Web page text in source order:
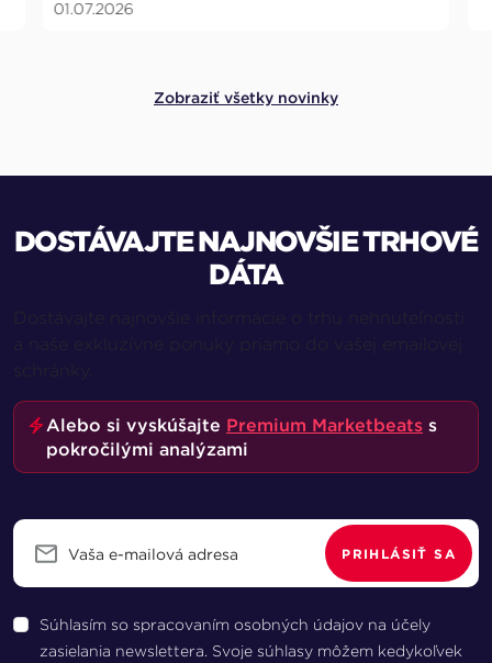
01.07.2026
Zobraziť všetky novinky
DOSTÁVAJTE NAJNOVŠIE TRHOVÉ
DÁTA
Alebo si vyskúšajte Premium Marketbeats s
pokročilými analýzami
PRIHLÁSIŤ SA
Súhlasím so spracovaním osobných údajov na účely
zasielania newslettera. Svoje súhlasy môžem kedykoľvek